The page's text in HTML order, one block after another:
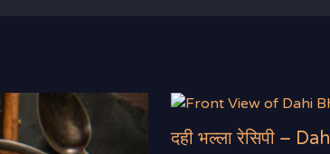
दही भल्ला रेसिपी –